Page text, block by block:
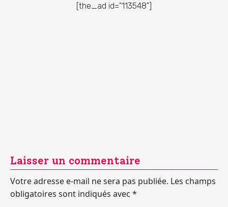
[the_ad id="113548"]
Laisser un commentaire
Votre adresse e-mail ne sera pas publiée. Les champs
obligatoires sont indiqués avec *